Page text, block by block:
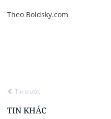
Theo Boldsky.com
Tin trước
TIN KHÁC